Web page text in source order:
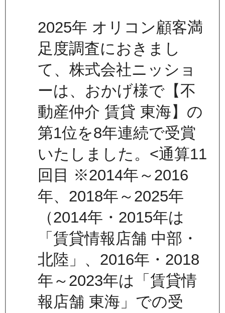
2025年 オリコン顧客満
足度調査におきまし
て、株式会社ニッショ
ーは、おかげ様で【不
動産仲介 賃貸 東海】の
第1位を8年連続で受賞
いたしました。<通算11
回目 ※2014年～2016
年、2018年～2025年
（2014年・2015年は
「賃貸情報店舗 中部・
北陸」、2016年・2018
年～2023年は「賃貸情
報店舗 東海」での受